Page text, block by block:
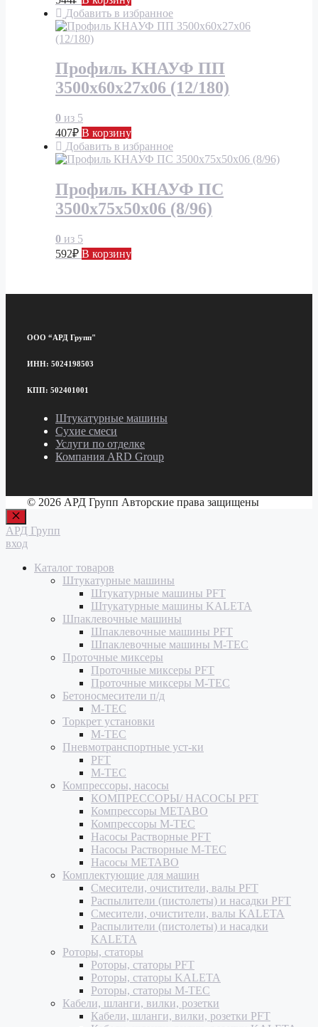
Добавить в избранное
Профиль КНАУФ ПП
3500х60х27х06 (12/180)
0 из 5
407₽ В корзину
Добавить в избранное
Профиль КНАУФ ПС
3500х75х50х06 (8/96)
0 из 5
592₽ В корзину
ООО “АРД Групп"
ИНН: 5024198503
КПП: 502401001
Штукатурные машины
Сухие смеси
Услуги по отделке
Компания ARD Group
© 2026 АРД Групп Авторские права защищены
Закрыть
АРД Групп
вход
Каталог товаров
Штукатурные машины
Штукатурные машины PFT
Штукатурные машины KALETA
Шпаклевочные машины
Шпаклевочные машины PFT
Шпаклевочные машины M-TEC
Проточные миксеры
Проточные миксеры PFT
Проточные миксеры M-TEC
Бетоносмесители п/д
M-TEC
Торкрет установки
M-TEC
Пневмотранспортные уст-ки
PFT
M-TEC
Компрессоры, насосы
КОМПРЕССОРЫ/ НАСОСЫ PFT
Компрессоры METABO
Компрессоры M-TEC
Насосы Растворные PFT
Насосы Растворные M-TEC
Насосы METABO
Комплектующие для машин
Смесители, очистители, валы PFT
Распылители (пистолеты) и насадки PFT
Смесители, очистители, валы KALETA
Распылители (пистолеты) и насадки
KALETA
Роторы, статоры
Роторы, статоры PFT
Роторы, статоры KALETA
Роторы, статоры M-TEC
Кабели, шланги, вилки, розетки
Кабели, шланги, вилки, розетки PFT